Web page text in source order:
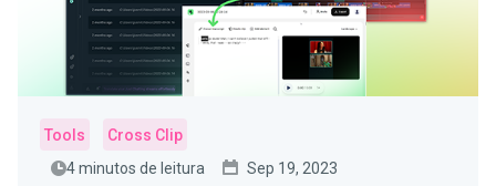
Tools
Cross Clip
4 minutos de leitura
Sep 19, 2023